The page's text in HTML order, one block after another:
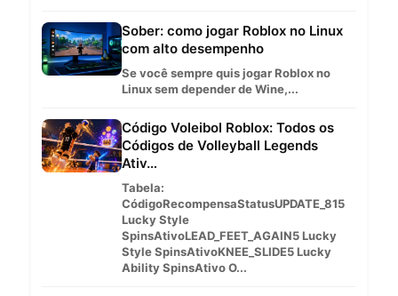
Sober: como jogar Roblox no Linux
com alto desempenho
Se você sempre quis jogar Roblox no
Linux sem depender de Wine,...
Código Voleibol Roblox: Todos os
Códigos de Volleyball Legends
Ativ…
Tabela:
CódigoRecompensaStatusUPDATE_815
Lucky Style
SpinsAtivoLEAD_FEET_AGAIN5 Lucky
Style SpinsAtivoKNEE_SLIDE5 Lucky
Ability SpinsAtivo O...